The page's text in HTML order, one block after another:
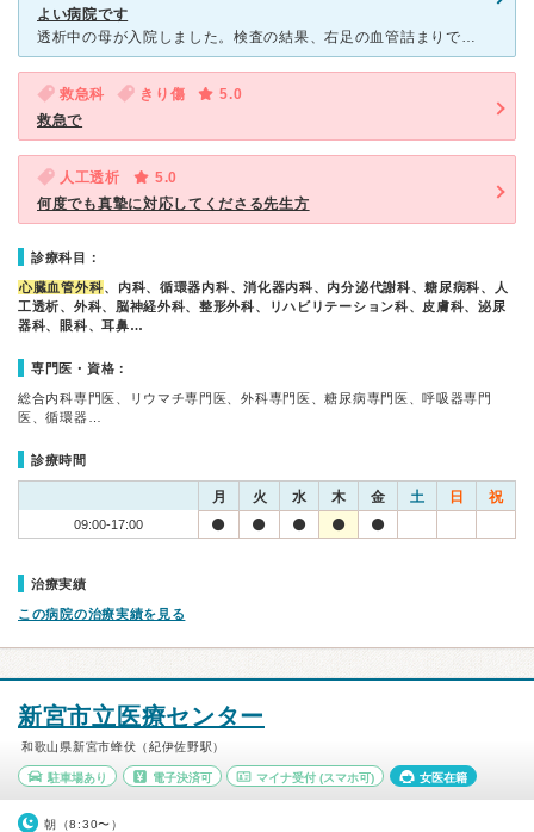
よい病院です
透析中の母が入院しました。検査の結果、右足の血管詰まりで足の怪我が治らず腐りかけ、また心臓の血管も一部細くなっているとの事で手術し、順調に回復しています。 手術説明の時に、患者によって1回でよくなら
救急科 きり傷
5.0
救急で
人工透析
5.0
何度でも真摯に対応してくださる先生方
診療科目：
心臓血管外科、内科、循環器内科、消化器内科、内分泌代謝科、糖尿病科、人
工透析、外科、脳神経外科、整形外科、リハビリテーション科、皮膚科、泌尿
器科、眼科、耳鼻…
専門医・資格：
総合内科専門医、リウマチ専門医、外科専門医、糖尿病専門医、呼吸器専門
医、循環器…
診療時間
月 火 水 木 金 土 日 祝
09:00-17:00
治療実績
この病院の治療実績を見る
新宮市立医療センター
和歌山県新宮市蜂伏（紀伊佐野駅）
駐車場あり 電子決済可 マイナ受付 (スマホ可) 女医在籍
朝（8:30〜）